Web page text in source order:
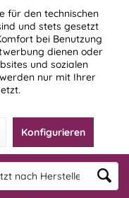
für den technischen
und stets gesetzt
bei Benutzung
dienen oder
und sozialen
nur mit Ihrer
Konfigurieren